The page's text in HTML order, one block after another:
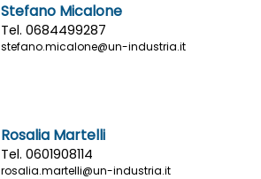
Stefano Micalone
Tel. 0684499287
stefano.micalone@un-industria.it
Rosalia Martelli
Tel. 0601908114
rosalia.martelli@un-industria.it